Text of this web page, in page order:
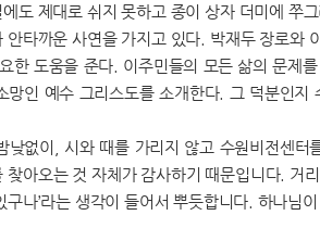
도 제대로 쉬지 못하고 종이 상자 더미에 쭈
안타까운 사연을 가지고 있다. 박재두 장로와
한 도움을 준다. 이주민들의 모든 삶의 문제
망인 예수 그리스도를 소개한다. 그 덕분인
낮없이, 시와 때를 가리지 않고 수원비전센
찾아오는 것 자체가 감사하기 때문입니다. 거
구나’라는 생각이 들어서 뿌듯합니다. 하나님